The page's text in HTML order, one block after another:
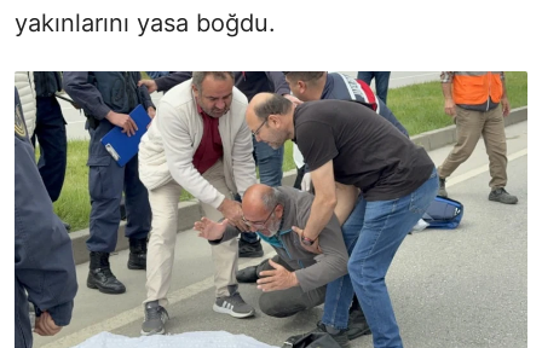
yakınlarını yasa boğdu.